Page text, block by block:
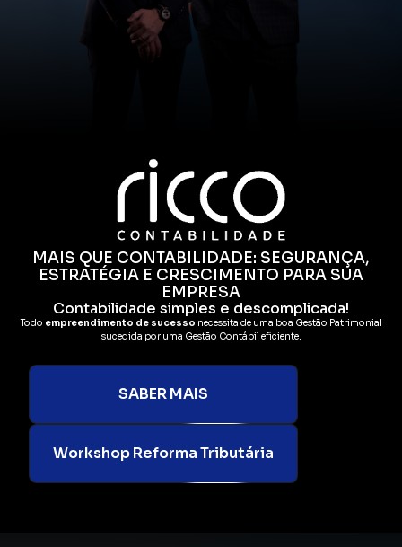
MAIS QUE CONTABILIDADE: SEGURANÇA,
ESTRATÉGIA E CRESCIMENTO PARA SUA
EMPRESA
Contabilidade simples e descomplicada!
Todo empreendimento de sucesso necessita de uma boa Gestão Patrimonial
sucedida por uma Gestão Contábil eficiente.
SABER MAIS
Workshop Reforma Tributária